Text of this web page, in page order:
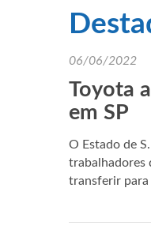
06/06/2022
Toyota
em SP
O Estado de
trabalhadores
transferir